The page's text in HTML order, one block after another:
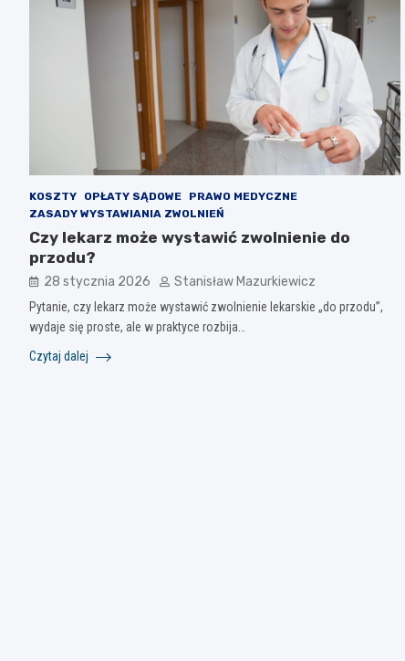
KOSZTY OPŁATY SĄDOWE
PRAWO MEDYCZNE
ZASADY WYSTAWIANIA ZWOLNIEŃ
Czy lekarz może wystawić zwolnienie do
przodu?
28 stycznia 2026 Stanisław Mazurkiewicz
Pytanie, czy lekarz może wystawić zwolnienie lekarskie „do przodu”,
wydaje się proste, ale w praktyce rozbija…
Czytaj dalej